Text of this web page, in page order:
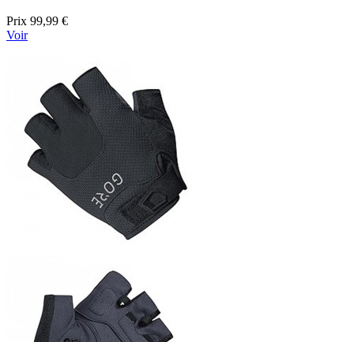
Prix 99,99 €
Voir